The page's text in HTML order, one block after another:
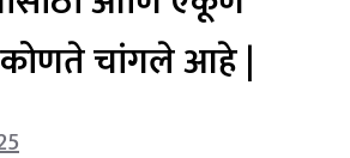
कोणते चांगले आहे |